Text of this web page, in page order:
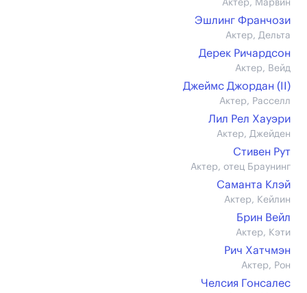
Актер, Марвин
Эшлинг Франчози
Актер, Дельта
Дерек Ричардсон
Актер, Вейд
Джеймс Джордан (II)
Актер, Расселл
Лил Рел Хауэри
Актер, Джейден
Стивен Рут
Актер, отец Браунинг
Саманта Клэй
Актер, Кейлин
Брин Вейл
Актер, Кэти
Рич Хатчмэн
Актер, Рон
Челсия Гонсалес